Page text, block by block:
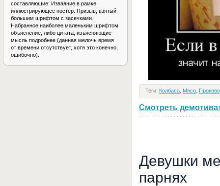
Теги: Колбаса Мясо
Смотреть
Девушки
парнях
составляющие: Изваяние в рамке,
иллюстрирующее постер. Призыв, взятый
большим шрифтом с засечками.
Набранное наиболее маленьким шрифтом
объяснение, либо цитата, изъясняющие
мысль подробнее (данная мелочь время
от времени отсутствует, хотя это конечно,
ошибочно).